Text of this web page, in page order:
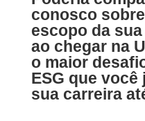
conosco
escopo da
ao chegar na
o maior
ESG que
sua carreira